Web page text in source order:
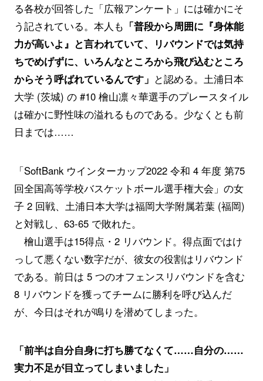
る各校が回答した「広報アンケート」には確かにそ
う記されている。本人も 「普段から周囲に『身体能
力が高いよ』と言われていて、リバウンドでは気持
ちでめげずに、いろんなところから飛び込むところ
からそう呼ばれているんです」 と認める。土浦日本
大学 (茨城) の #10 檜山凛々華選手のプレースタイル
は確かに野性味の溢れるものである。少なくとも前
日までは……
「SoftBank ウインターカップ2022 令和 4 年度 第75
回全国高等学校バスケットボール選手権大会」の女
子 2 回戦、土浦日本大学は福岡大学附属若葉 (福岡)
と対戦し、63-65 で敗れた。
檜山選手は15得点・2 リバウンド。得点面ではけ
っして悪くない数字だが、彼女の役割はリバウンド
である。前日は 5 つのオフェンスリバウンドを含む
8 リバウンドを獲ってチームに勝利を呼び込んだ
が、今日はそれが鳴りを潜めてしまった。
「前半は自分自身に打ち勝てなくて……自分の……
実力不足が目立ってしまいました」